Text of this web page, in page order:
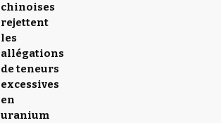
chinoises
rejettent
les
allégations
de teneurs
excessives
en
uranium